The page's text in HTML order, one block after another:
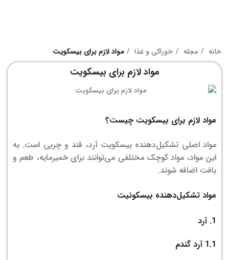
خانه مجله خوراکی و غذا مواد لازم برای بیسکویت
مواد لازم برای بیسکویت
مواد لازم برای بیسکویت چیست؟
مواد اصلی تشکیل‌دهنده بیسکویت آرد، قند و چربی است. به
این مواد، مواد کوچک مختلفی می‌توانند برای خمیرمایه، طعم و
بافت اضافه شوند.
مواد تشکیل‌دهنده بیسکوئیت
1. آرد
1.1 آرد گندم